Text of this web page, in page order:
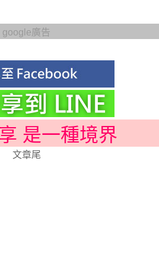
google廣告
是一種境界
文章尾